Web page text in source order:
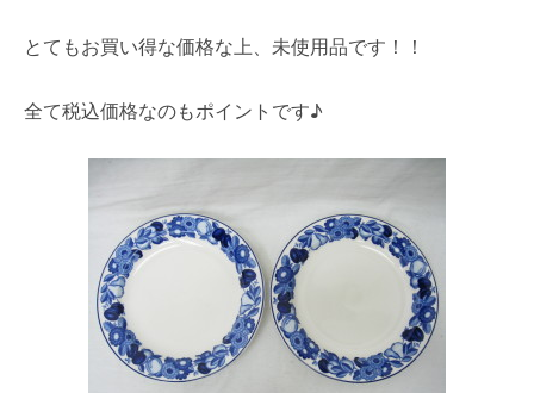
とてもお買い得な価格な上、未使用品です！！
全て税込価格なのもポイントです♪